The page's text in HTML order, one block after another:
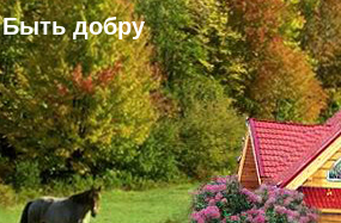
Быть добру